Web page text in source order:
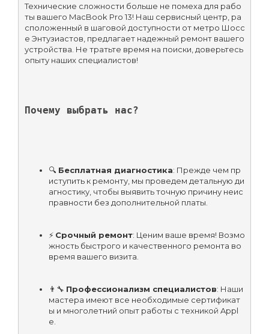
Технические сложности больше не помеха для рабо
ты вашего MacBook Pro 13! Наш сервисный центр, ра
сположенный в шаговой доступности от метро Шосс
е Энтузиастов, предлагает надежный ремонт вашего
устройства. Не тратьте время на поиски, доверьтесь
опыту наших специалистов!
Почему выбрать нас?
🔍 Бесплатная диагностика: Прежде чем пр
иступить к ремонту, мы проведем детальную ди
агностику, чтобы выявить точную причину неис
правности без дополнительной платы.
⚡ Срочный ремонт: Ценим ваше время! Возмо
жность быстрого и качественного ремонта во
время вашего визита.
👨‍🔧 Профессионализм специалистов: Наши
мастера имеют все необходимые сертификат
ы и многолетний опыт работы с техникой Appl
e.